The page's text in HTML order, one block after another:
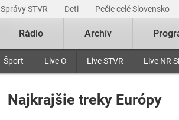
Správy STVR Deti Pečie celé Slovensko
Šport Live O Live STVR Live NR
Rádio Archív
Najkrajšie treky Európy